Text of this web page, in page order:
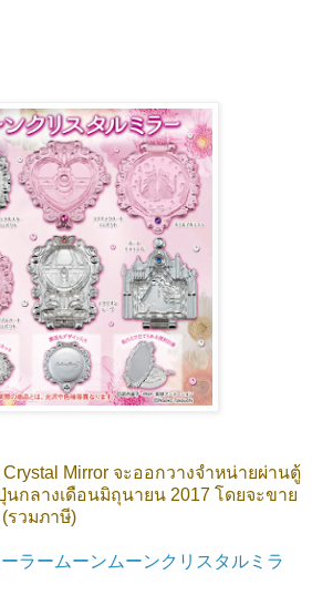
Crystal Mirror จะออกวางจำหน่ายผ่านตู้
กลางเดือนมิถุนายน 2017 โดยจะขาย
รวมภาษี)
ラームーンムーンクリスタルミラ